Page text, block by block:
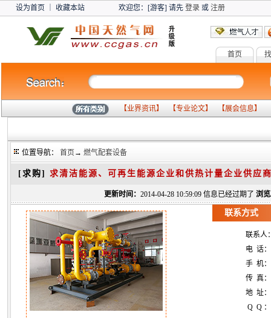
设为首页 收藏本站 欢迎您：[游客] 请先 登录或 注册
首页
燃气设备
【业界资讯】 【专业论文】 【展会信息】
位置导航： 首页 → 燃气配套设备
[求购] 求清洁能源、可再生能源企业和供热计量企业供应
更新时间： 2014-04-28 10:59:09 信息已经过期了 浏
联系方式
联系人
电 话：
手 机：
传 真
地 址：
Q Q ：